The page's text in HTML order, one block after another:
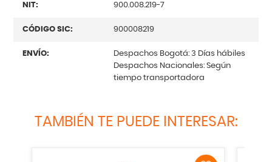
NIT: 900.008.219-7
CÓDIGO SIC: 900008219
ENVÍO:
Despachos Bogotá: 3 Días hábiles
Despachos Nacionales: Según
tiempo transportadora
TAMBIÉN TE PUEDE INTERESAR: